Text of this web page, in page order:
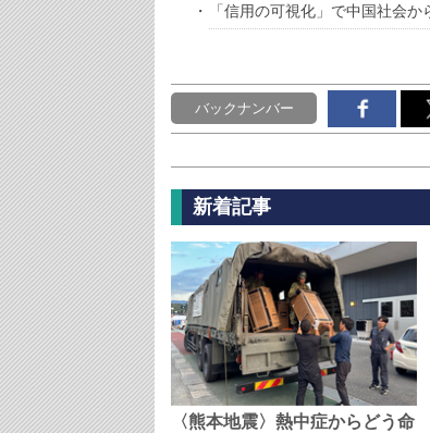
「信用の可視化」で中国社会
バックナンバー
新着記事
〈熊本地震〉熱中症からどう命